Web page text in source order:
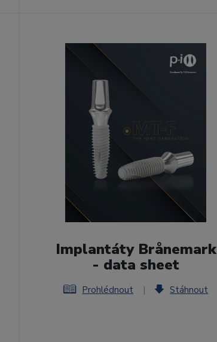
Implantáty Brånemark
- data sheet
Prohlédnout | Stáhnout